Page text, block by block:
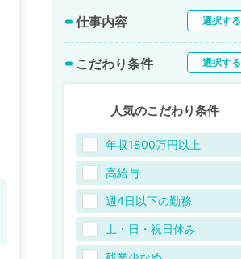
仕事内容 選択する
こだわり条件 選択する
人気のこだわり条件
年収1800万円以上
高給与
週4日以下の勤務
土・日・祝日休み